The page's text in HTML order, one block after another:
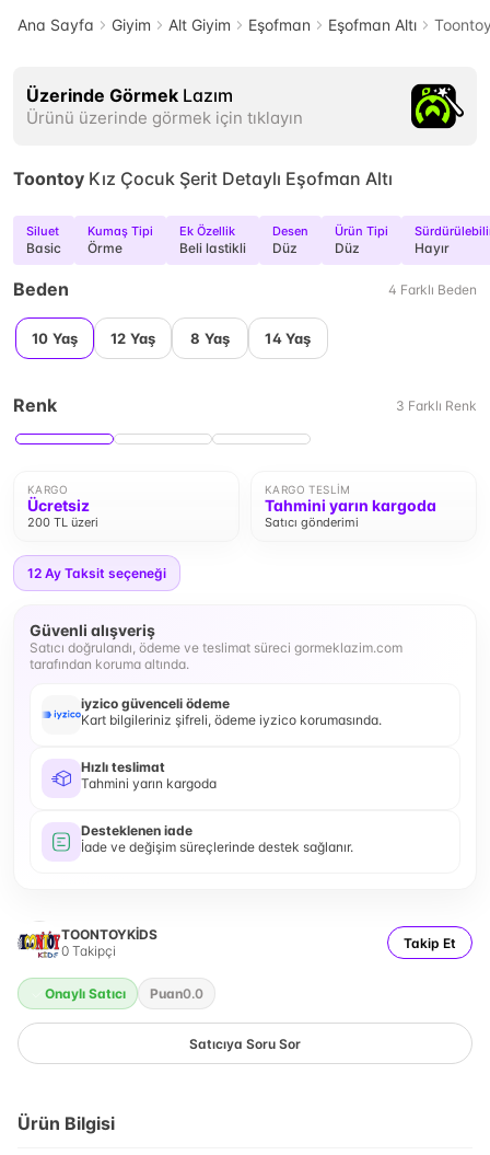
Ana Sayfa Giyim Alt Giyim Eşofman Eşofman Altı
Üzerinde Görmek Lazım
Ürünü üzerinde görmek için tıklayın
Toontoy Kız Çocuk Şerit Detaylı Eşofman Altı
Siluet
Basic
Kumaş Tipi
Örme
Ek Özellik
Beli lastikli
Desen
Düz
Ürün Tipi
Düz Hayır
Beden 4 Farklı Beden
10 Yaş 12 Yaş 8 Yaş 14 Yaş
Renk 3 Farklı Renk
KARGO
Ücretsiz
200 TL üzeri
KARGO TESLIM
Tahmini yarın kargoda
Satıcı gönderimi
12 Ay Taksit seçeneği
Güvenli alışveriş
Satıcı doğrulandı, ödeme ve teslimat süreci gormeklazim.com
tarafından koruma altında.
iyzico güvenceli ödeme
Kart bilgileriniz şifreli, ödeme iyzico korumasında.
Hızlı teslimat
Tahmini yarın kargoda
Desteklenen iade
İade ve değişim süreçlerinde destek sağlanır.
TOONTOYKİDS
0 Takipçi Takip Et
Onaylı Satıcı Puan0.0
Satıcıya Soru Sor
Ürün Bilgisi